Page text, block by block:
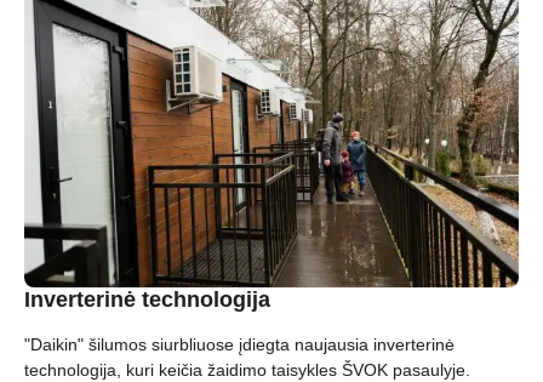
Inverterinė technologija
"Daikin" šilumos siurbliuose įdiegta naujausia inverterinė
technologija, kuri keičia žaidimo taisykles ŠVOK pasaulyje.